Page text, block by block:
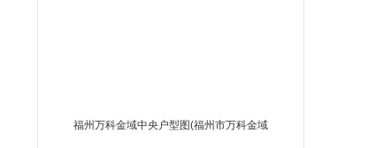
福州万科金域中央户型图(福州市万科金域